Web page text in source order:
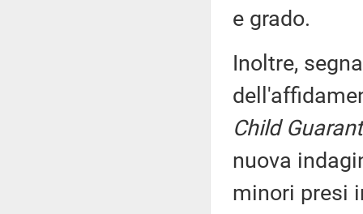
e grado.
Inoltre,
Child
nuova
minori presi